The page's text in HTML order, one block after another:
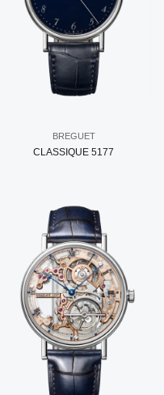
BREGUET
CLASSIQUE 5177